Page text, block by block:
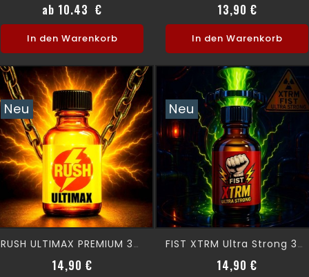
ab 10.43 €
In den Warenkorb
13,90 €Preis
In den Warenkorb
Neu
RUSH ULTIMAX PREMIUM 30 ML
14,90 €
Neu
FIST XTRM Ultra Strong 30 Ml
14,90 €